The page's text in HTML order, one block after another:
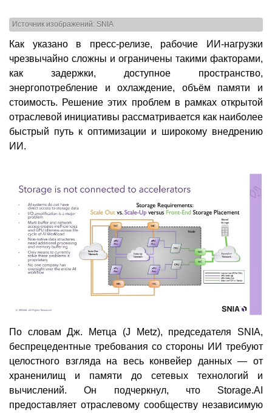
Источник изображений: SNIA
Как указано в пресс-релизе, рабочие ИИ-нагрузки
чрезвычайно сложны и ограничены такими факторами,
как задержки, доступное пространство,
энергопотребление и охлаждение, объём памяти и
стоимость. Решение этих проблем в рамках открытой
отраслевой инициативы рассматривается как наиболее
быстрый путь к оптимизации и широкому внедрению
ИИ.
По словам Дж. Метца (J Metz), председателя SNIA,
беспрецедентные требования со стороны ИИ требуют
целостного взгляда на весь конвейер данных — от
храненилищ и памяти до сетевых технологий и
вычислений. Он подчеркнул, что Storage.AI
предоставляет отраслевому сообществу независимую